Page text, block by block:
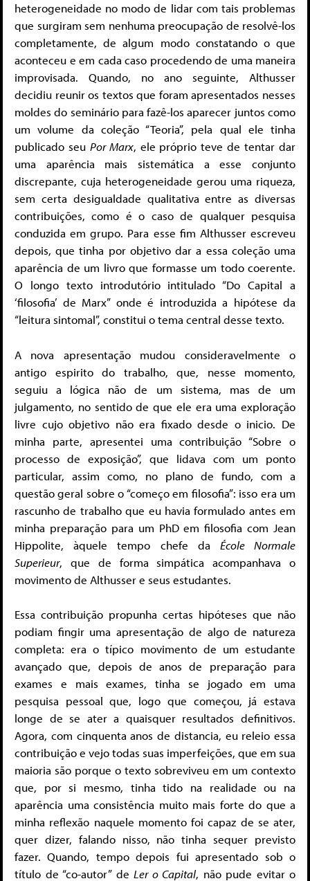
heterogeneidade no modo de lidar com tais problemas
que surgiram sem nenhuma preocupação de resolvê-los
completamente, de algum modo constatando o que
aconteceu e em cada caso procedendo de uma maneira
improvisada. Quando, no ano seguinte, Althusser
decidiu reunir os textos que foram apresentados nesses
moldes do seminário para fazê-los aparecer juntos como
um volume da coleção “Teoria”, pela qual ele tinha
publicado seu Por Marx, ele próprio teve de tentar dar
uma aparência mais sistemática a esse conjunto
discrepante, cuja heterogeneidade gerou uma riqueza,
sem certa desigualdade qualitativa entre as diversas
contribuições, como é o caso de qualquer pesquisa
conduzida em grupo. Para esse fim Althusser escreveu
depois, que tinha por objetivo dar a essa coleção uma
aparência de um livro que formasse um todo coerente.
O longo texto introdutório intitulado “Do Capital a
‘filosofia’ de Marx” onde é introduzida a hipótese da
“leitura sintomal”, constitui o tema central desse texto.
A nova apresentação mudou consideravelmente o
antigo espirito do trabalho, que, nesse momento,
seguiu a lógica não de um sistema, mas de um
julgamento, no sentido de que ele era uma exploração
livre cujo objetivo não era fixado desde o inicio. De
minha parte, apresentei uma contribuição “Sobre o
processo de exposição”, que lidava com um ponto
particular, assim como, no plano de fundo, com a
questão geral sobre o “começo em filosofia”: isso era um
rascunho de trabalho que eu havia formulado antes em
minha preparação para um PhD em filosofia com Jean
Hippolite, àquele tempo chefe da École Normale
Superieur, que de forma simpática acompanhava o
movimento de Althusser e seus estudantes.
Essa contribuição propunha certas hipóteses que não
podiam fingir uma apresentação de algo de natureza
completa: era o típico movimento de um estudante
avançado que, depois de anos de preparação para
exames e mais exames, tinha se jogado em uma
pesquisa pessoal que, logo que começou, já estava
longe de se ater a quaisquer resultados definitivos.
Agora, com cinquenta anos de distancia, eu releio essa
contribuição e vejo todas suas imperfeições, que em sua
maioria são porque o texto sobreviveu em um contexto
que, por si mesmo, tinha tido na realidade ou na
aparência uma consistência muito mais forte do que a
minha reflexão naquele momento foi capaz de se ater,
quer dizer, falando nisso, não tinha sequer previsto
fazer. Quando, tempo depois fui apresentado sob o
título de “co-autor” de Ler o Capital, não pude evitar o